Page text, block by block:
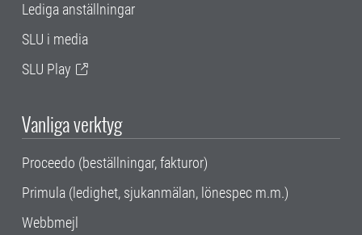
Lediga anställningar
SLU i media
SLU Play
Vanliga verktyg
Proceedo (beställningar, fakturor)
Primula (ledighet, sjukanmälan, lönespec m.m.)
Webbmejl